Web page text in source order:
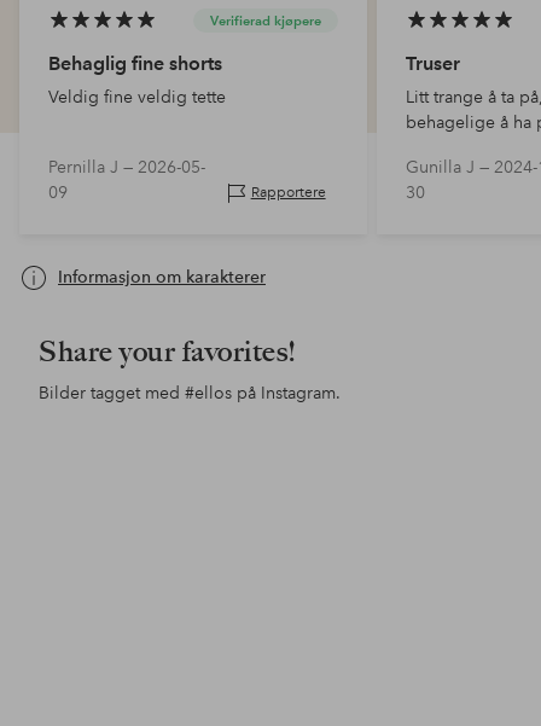
Verifierad kjøpere
Behaglig fine shorts
Veldig fine veldig tette
Pernilla J — 2026-05-
09
Rapportere
Truser
Litt trange å ta
behagelige å ha
Gunilla J — 2024-
30
Informasjon om karakterer
Share your favorites!
Bilder tagget med #ellos på Instagram.